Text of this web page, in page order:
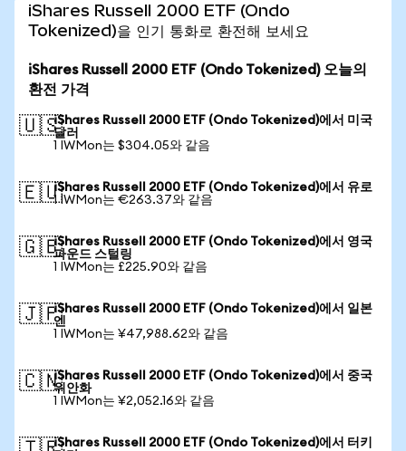
iShares Russell 2000 ETF (Ondo
Tokenized)을 인기 통화로 환전해 보세요
iShares Russell 2000 ETF (Ondo Tokenized) 오늘의
환전 가격
🇺🇸iShares Russell 2000 ETF (Ondo Tokenized)에서 미국
달러
1 IWMon는 $304.05와 같음
🇪🇺iShares Russell 2000 ETF (Ondo Tokenized)에서 유로
1 IWMon는 €263.37와 같음
🇬🇧iShares Russell 2000 ETF (Ondo Tokenized)에서 영국
파운드 스털링
1 IWMon는 £225.90와 같음
🇯🇵iShares Russell 2000 ETF (Ondo Tokenized)에서 일본
엔
1 IWMon는 ¥47,988.62와 같음
🇨🇳iShares Russell 2000 ETF (Ondo Tokenized)에서 중국
위안화
1 IWMon는 ¥2,052.16와 같음
iShares Russell 2000 ETF (Ondo Tokenized)에서 터키